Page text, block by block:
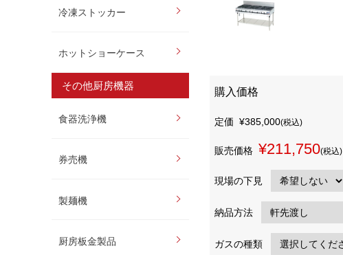
冷凍ストッカー
ホットショーケース
その他厨房機器
食器洗浄機
券売機
製麺機
厨房板金製品
購入価格
定価 ¥385,000(税込)
販売価格 ¥211,750(税込)
現場の下見
納品方法
ガスの種類